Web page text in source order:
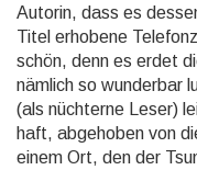
Autorin, dass es
Titel erhobene
schön, denn es erdet
nämlich so wunder­bar
(als nüchterne Leser)
haft, abge­hoben von
einem Ort, den der